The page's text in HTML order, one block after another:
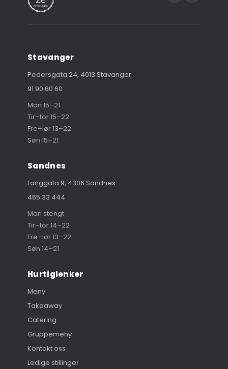
Stavanger
Pedersgata 24, 4013 Stavanger
91 90 60 60
Man 15–21
Tir–tor 15–22
Fre–lør 13–22
Søn 15–21
Sandnes
Langgata 9, 4306 Sandnes
465 33 444
Man stengt
Tir–tor 14–22
Fre–lør 13–22
Søn 14–21
Hurtiglenker
Meny
Takeaway
Catering
Gruppemeny
Kontakt oss
Ledige stillinger